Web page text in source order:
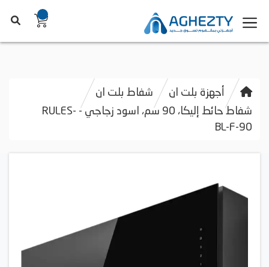
أجهزة بلت ان
شفاط بلت ان
شفاط حائط إليكا، 90 سم، اسود زجاجي - RULES-
BL-F-90